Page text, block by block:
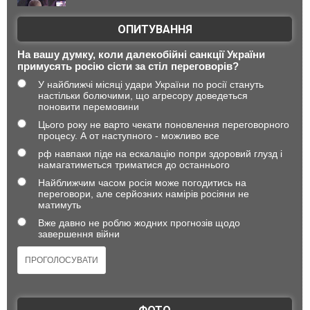
ОПИТУВАННЯ
На вашу думку, коли далекобійні санкції України
примусять росію сісти за стіл переговорів?
У найближчі місяці удари України по росії стануть
настільки болючими, що агресору доведеться
поновити перемовини
Цього року не варто чекати поновлення переговорного
процесу. А от наступного - можливо все
рф навпаки піде на ескалацію попри здоровий глузд і
намагатиметься триматися до останнього
Найближчим часом росія може погодитись на
переговори, але серйозних намірів росіяни не
матимуть
Вже давно не роблю жодних прогнозів щодо
завершення війни